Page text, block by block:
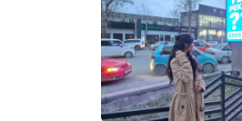
really appreciate this
this opportunity.
of you. Because of your help and
study here and follow my dreams.
everything you have done for me.